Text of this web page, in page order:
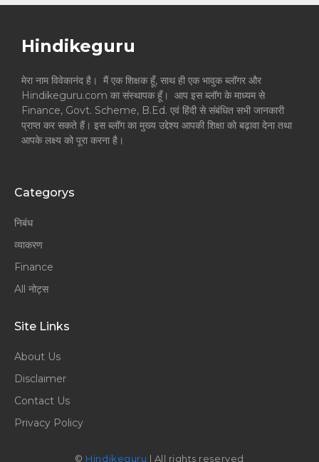
Hindikeguru
मेरा नाम विवेकानंद है। मैं एक शिक्षक हूँ, साथ ही एक भावुक ब्लॉगर और
Hindikeguru.com का संस्थापक हूँ। आप इस ब्लॉग के माध्यम से
Finance, Govt. Scheme, B.Ed. एवं हिंदी से संबंधित सभी जानकारी
प्राप्त कर सकते हैं। इस ब्लॉग का मुख्य उद्देश्य आपकी शिक्षा को बढ़ावा देना तथा
आपके लक्ष्य को पूरा करना है।
Categorys
निबंध
व्याकरण
Finance
All नोट्स
Site Links
About Us
Disclaimer
Contact Us
Privacy Policy
© Hindikeguru | All rights reserved